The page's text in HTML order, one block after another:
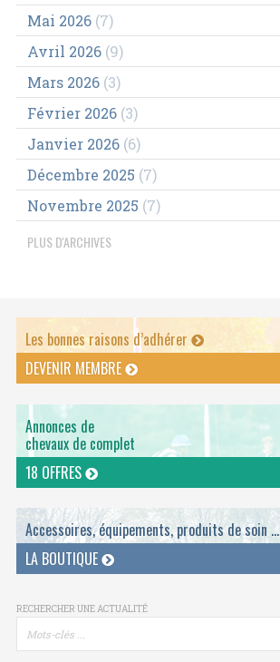
Mai 2026(7)
Avril 2026(9)
Mars 2026(3)
Février 2026(3)
Janvier 2026(6)
Décembre 2025 (7)
Novembre 2025 (7)
PLUS D'ARCHIVES
Les bonnes raisons d’adhérer
DEVENIR MEMBRE
Annonces de
chevaux de complet
18 OFFRES
Accessoires, équipements, produits de soin ...
LA BOUTIQUE
RECHERCHER UNE ACTUALITÉ